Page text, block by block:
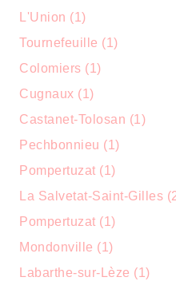
L'Union (1)
Tournefeuille (1)
Colomiers (1)
Cugnaux (1)
Castanet-Tolosan (1)
Pechbonnieu (1)
Pompertuzat (1)
La Salvetat-Saint-Gilles
Pompertuzat (1)
Mondonville (1)
Labarthe-sur-Lèze (1)